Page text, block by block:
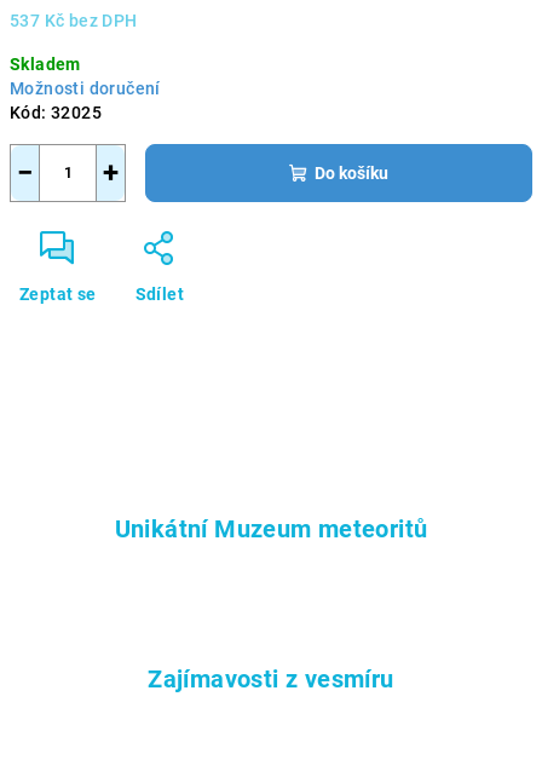
537 Kč bez DPH
cena:
Skladem
Možnosti doručení
Kód: 32025
+
− Do košíku
Zeptat se Sdílet
Unikátní Muzeum meteoritů
Zajímavosti z vesmíru